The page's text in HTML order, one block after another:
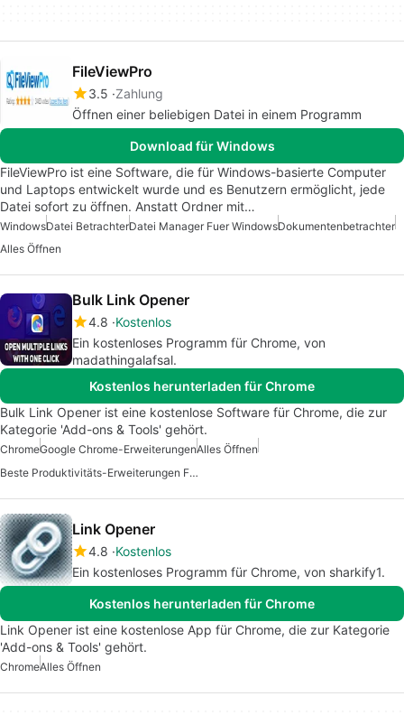
FileViewPro
3.5 Zahlung
Öffnen einer beliebigen Datei in einem Programm
Download für Windows
FileViewPro ist eine Software, die für Windows-basierte Computer
und Laptops entwickelt wurde und es Benutzern ermöglicht, jede
Datei sofort zu öffnen. Anstatt Ordner mit…
WindowsDatei BetrachterDatei Manager Fuer WindowsDokumentenbetrachter
Alles Öffnen
Bulk Link Opener
4.8 Kostenlos
Ein kostenloses Programm für Chrome, von
madathingalafsal.
Kostenlos herunterladen für Chrome
Bulk Link Opener ist eine kostenlose Software für Chrome, die zur
Kategorie 'Add-ons & Tools' gehört.
ChromeGoogle Chrome-ErweiterungenAlles Öffnen
Beste Produktivitäts-Erweiterungen Für Chrome
Link Opener
4.8 Kostenlos
Ein kostenloses Programm für Chrome, von sharkify1.
Kostenlos herunterladen für Chrome
Link Opener ist eine kostenlose App für Chrome, die zur Kategorie
'Add-ons & Tools' gehört.
ChromeAlles Öffnen